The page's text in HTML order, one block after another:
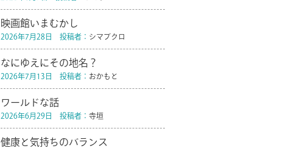
映画館いまむかし
2026年7月28日 投稿者： シマブクロ
なにゆえにその地名？
2026年7月13日 投稿者： おかもと
ワールドな話
2026年6月29日 投稿者： 寺垣
健康と気持ちのバランス